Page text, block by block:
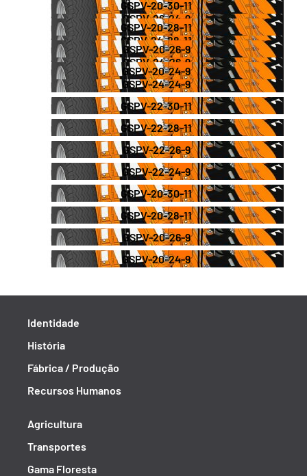
GSPV-26-24-9
GSPV-24-28-11
GSPV-24-26-9
GSPV-24-24-9
GSPV-22-30-11
GSPV-22-28-11
GSPV-22-26-9
GSPV-22-24-9
GSPV-20-30-11
GSPV-20-30-11
GSPV-20-28-11
GSPV-20-28-11
GSPV-20-26-9
GSPV-20-26-9
GSPV-20-24-9
GSPV-20-24-9
Identidade
História
Fábrica / Produção
Recursos Humanos
Agricultura
Transportes
Gama Floresta